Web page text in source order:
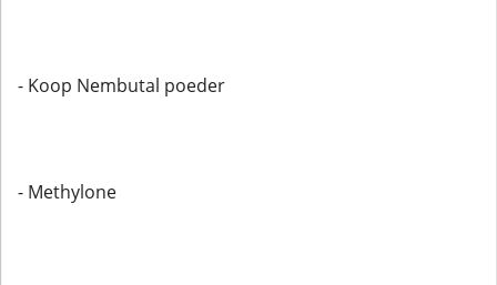
- Koop Nembutal poeder
- Methylone